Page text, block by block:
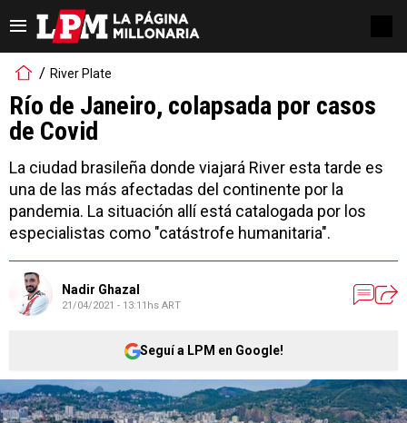
River Plate
Río de Janeiro, colapsada por casos
de Covid
La ciudad brasileña donde viajará River esta tarde es
una de las más afectadas del continente por la
pandemia. La situación allí está catalogada por los
especialistas como "catástrofe humanitaria".
Nadir Ghazal
21/04/2021 - 13:11hs ART
Seguí a LPM en Google!